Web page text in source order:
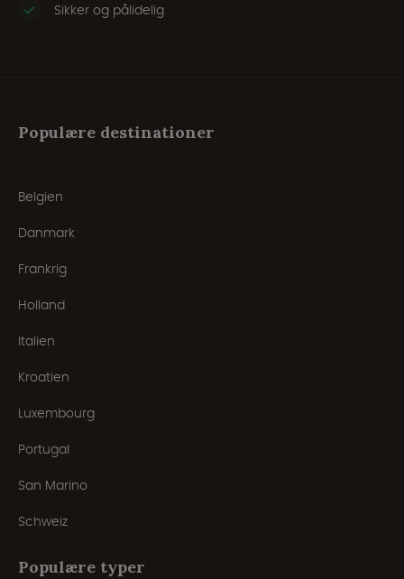
Sikker og pålidelig
Populære destinationer
Belgien
Danmark
Frankrig
Holland
Italien
Kroatien
Luxembourg
Portugal
San Marino
Schweiz
Populære typer